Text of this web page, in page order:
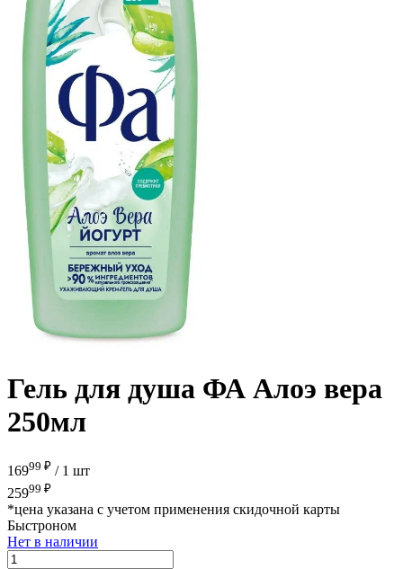
Гель для душа ФА Алоэ вера
250мл
16999 ₽ / 1 шт
25999 ₽
*цена указана с учетом применения скидочной карты
Быстроном
Нет в наличии